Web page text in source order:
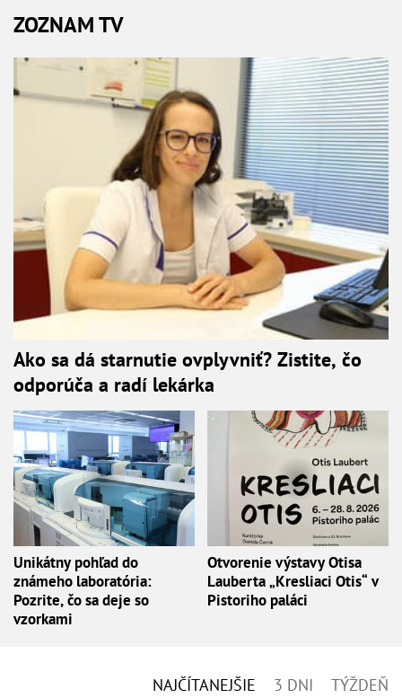
ZOZNAM TV
Ako sa dá starnutie ovplyvniť? Zistite, čo
odporúča a radí lekárka
Unikátny pohľad do
známeho laboratória:
Pozrite, čo sa deje so
vzorkami
Otvorenie výstavy Otisa
Lauberta „Kresliaci Otis“ v
Pistoriho paláci
NAJČÍTANEJŠIE 3 DNI TÝŽDEŇ